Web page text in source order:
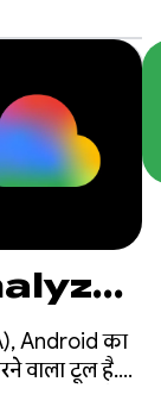
का
Android का
वाला टूल है.
गया है.